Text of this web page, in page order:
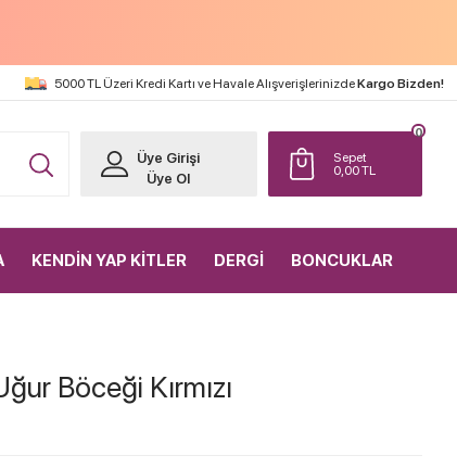
5000 TL Üzeri Kredi Kartı ve Havale AlışverişlerinizdeKargo Bizden!
Sepet
0,00TL
0
Üye Girişi
Üye Ol
KENDİN YAP KİTLER DERGİ BONCUKLAR
Böceği Kırmızı